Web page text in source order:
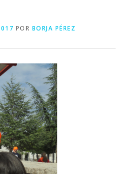
POR BORJA PÉREZ